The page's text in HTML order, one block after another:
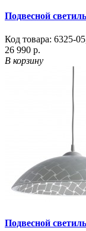
Подвесной
Код товара: 6325-05
26 990 р.
В корзину
Подвесной